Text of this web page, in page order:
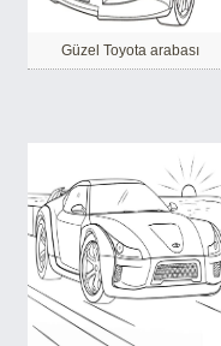
Güzel Toyota arabası